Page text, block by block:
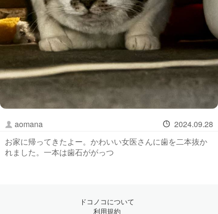
aomana
2024.09.28
お家に帰ってきたよー。かわいい女医さんに歯を二本抜か
れました。一本は歯石ががっつ
ドコノコについて
利用規約